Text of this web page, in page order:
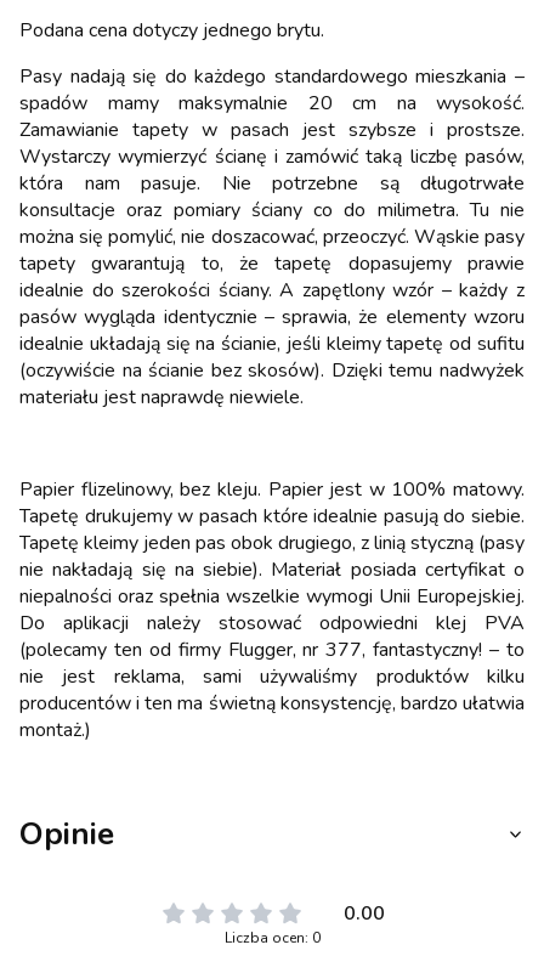
Podana cena dotyczy jednego brytu.
Pasy nadają się do każdego standardowego mieszkania –
spadów mamy maksymalnie 20 cm na wysokość.
Zamawianie tapety w pasach jest szybsze i prostsze.
Wystarczy wymierzyć ścianę i zamówić taką liczbę pasów,
która nam pasuje. Nie potrzebne są długotrwałe
konsultacje oraz pomiary ściany co do milimetra. Tu nie
można się pomylić, nie doszacować, przeoczyć. Wąskie pasy
tapety gwarantują to, że tapetę dopasujemy prawie
idealnie do szerokości ściany. A zapętlony wzór – każdy z
pasów wygląda identycznie – sprawia, że elementy wzoru
idealnie układają się na ścianie, jeśli kleimy tapetę od sufitu
(oczywiście na ścianie bez skosów). Dzięki temu nadwyżek
materiału jest naprawdę niewiele.
Papier flizelinowy, bez kleju. Papier jest w 100% matowy.
Tapetę drukujemy w pasach które idealnie pasują do siebie.
Tapetę kleimy jeden pas obok drugiego, z linią styczną (pasy
nie nakładają się na siebie). Materiał posiada certyfikat o
niepalności oraz spełnia wszelkie wymogi Unii Europejskiej.
Do aplikacji należy stosować odpowiedni klej PVA
(polecamy ten od firmy Flugger, nr 377, fantastyczny! – to
nie jest reklama, sami używaliśmy produktów kilku
producentów i ten ma świetną konsystencję, bardzo ułatwia
montaż.)
Opinie
0.00
Liczba ocen: 0